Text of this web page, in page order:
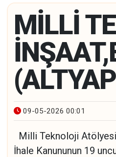
MİLLİ
09-05-2026 00:01
Milli Teknoloji Atölyesi
İhale Kanununun 19